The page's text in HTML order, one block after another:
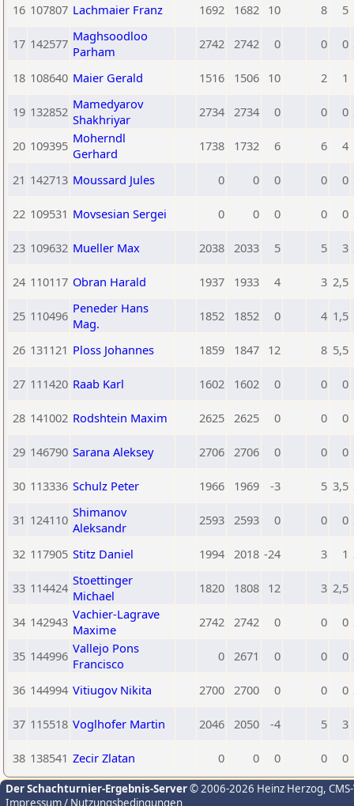
16 107807 Lachmaier Franz 1692 1682 10 8 5
17 142577 Maghsoodloo
Parham
2742 2742 0 0 0
18 108640 Maier Gerald 1516 1506 10 2 1
19 132852 Mamedyarov
Shakhriyar
2734 2734 0 0 0
20 109395 Moherndl
Gerhard
1738 1732 6 6 4
21 142713 Moussard Jules 0 0 0 0 0
22 109531 Movsesian Sergei 0 0 0 0 0
23 109632 Mueller Max 2038 2033 5 5 3
24 110117 Obran Harald 1937 1933 4 3 2,5
25 110496 Peneder Hans
Mag.
1852 1852 0 4 1,5
26 131121 Ploss Johannes 1859 1847 12 8 5,5
27 111420 Raab Karl 1602 1602 0 0 0
28 141002 Rodshtein Maxim 2625 2625 0 0 0
29 146790 Sarana Aleksey 2706 2706 0 0 0
30 113336 Schulz Peter 1966 1969 -3 5 3,5
31 124110 Shimanov
Aleksandr
2593 2593 0 0 0
32 117905 Stitz Daniel 1994 2018 -24 3 1
33 114424 Stoettinger
Michael
1820 1808 12 3 2,5
34 142943 Vachier-Lagrave
Maxime
2742 2742 0 0 0
35 144996 Vallejo Pons
Francisco
0 2671 0 0 0
36 144994 Vitiugov Nikita 2700 2700 0 0 0
37 115518 Voglhofer Martin 2046 2050 -4 5 3
38 138541 Zecir Zlatan 0 0 0 0 0
Der Schachturnier-Ergebnis-Server© 2006-2026 Heinz Herzog,
Impressum / Nutzungsbedingungen